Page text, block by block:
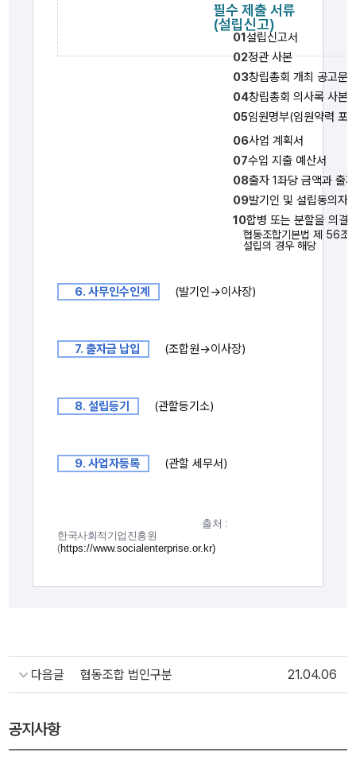
공지사항
필수 제출 서류
(설립신고)
01설립신고서
02정관 사본
03창립총회 개최 공고문
04창립총회 의사록 사본
05임원명부(임원약력 포
06사업 계획서
07수입 지출 예산서
08출자 1좌당 금액과 출
09발기인 및 설립동의자
10합병 또는 분할을 의결
협동조합기본법 제 56조
설립의 경우 해당
6. 사무인수인계 (발기인→이사장)
7. 출자금 납입 (조합원→이사장)
8. 설립등기 (관할등기소)
9. 사업자등록 (관할 세무서)
출처 :
한국사회적기업진흥원
(https://www.socialenterprise.or.kr)
다음글 협동조합 법인구분 21.04.06